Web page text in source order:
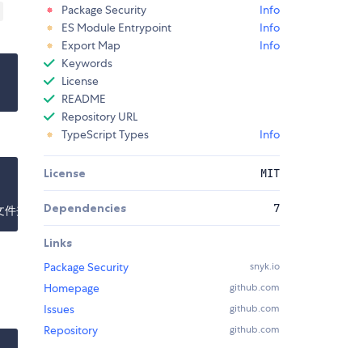
Package Security
Info
ES Module Entrypoint
Info
Export Map
Info
Keywords
License
README
Repository URL
TypeScript Types
Info
License MIT
Dependencies 7
Links
Package Security
snyk.io
Homepage github.com
Issues github.com
Repository github.com